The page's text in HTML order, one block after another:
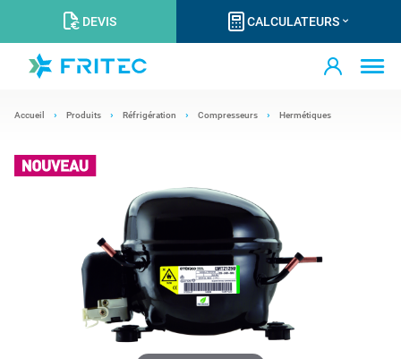
DEVIS CALCULATEURS
Accueil Produits Réfrigération Compresseurs Hermétiques